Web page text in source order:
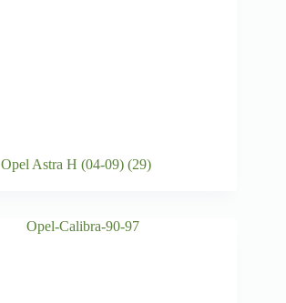
Opel Astra H (04-09) (29)